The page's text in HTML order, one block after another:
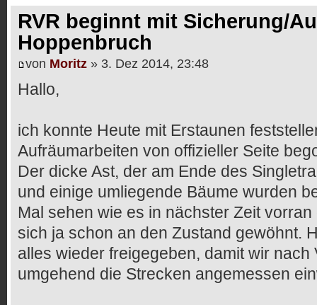
RVR beginnt mit Sicherung/
Hoppenbruch
von Moritz » 3. Dez 2014, 23:48
Hallo,
ich konnte Heute mit Erstaunen
Aufräumarbeiten von offizieller Seite
Der dicke Ast, der am Ende des
und einige umliegende Bäume wurden
Mal sehen wie es in nächster Zeit
sich ja schon an den Zustand gewöhnt.
alles wieder freigegeben, damit wir
umgehend die Strecken angemessen